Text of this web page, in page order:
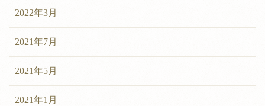
2022年3月
2021年7月
2021年5月
2021年1月